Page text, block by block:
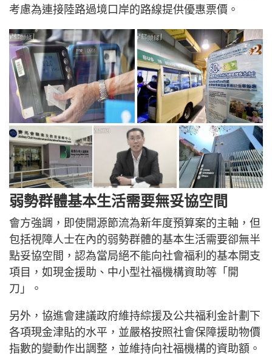
考慮為連接陸路過境口岸的路線提供優惠票價。
弱勢群體基本生活需要無妥協空間
會方強調，即使開源節流為新年度預算案的主軸，但
包括視障人士在內的弱勢群體的基本生活需要卻無半
點妥協空間，認為當局絕不能向社會福利的基本開支
項目，如現金援助、中小型社福機構資助等「開
刀」。
另外，協進會建議政府維持綜援及公共福利金計劃下
各項現金津貼的水平，並嚴格按照社會保障援助物價
指數的變動作出調整，並維持向社福機構的資助額。